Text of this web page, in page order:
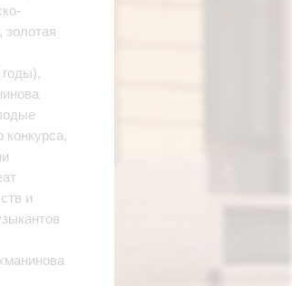
золотая
конкурса,
и